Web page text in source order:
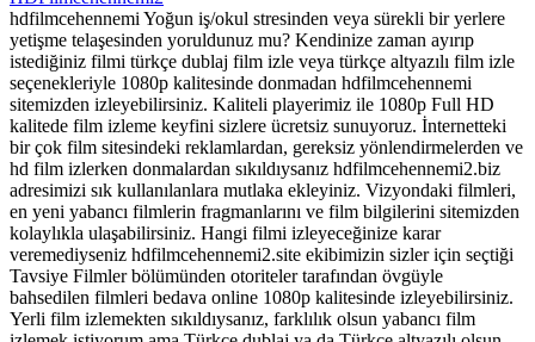
hdfilmcehennemi Yoğun iş/okul stresinden veya sürekli bir yerlere
yetişme telaşesinden yoruldunuz mu? Kendinize zaman ayırıp
istediğiniz filmi türkçe dublaj film izle veya türkçe altyazılı film izle
seçenekleriyle 1080p kalitesinde donmadan hdfilmcehennemi
sitemizden izleyebilirsiniz. Kaliteli playerimiz ile 1080p Full HD
kalitede film izleme keyfini sizlere ücretsiz sunuyoruz. İnternetteki
bir çok film sitesindeki reklamlardan, gereksiz yönlendirmelerden ve
hd film izlerken donmalardan sıkıldıysanız hdfilmcehennemi2.biz
adresimizi sık kullanılanlara mutlaka ekleyiniz. Vizyondaki filmleri,
en yeni yabancı filmlerin fragmanlarını ve film bilgilerini sitemizden
kolaylıkla ulaşabilirsiniz. Hangi filmi izleyeceğinize karar
veremediyseniz hdfilmcehennemi2.site ekibimizin sizler için seçtiği
Tavsiye Filmler bölümünden otoriteler tarafından övgüyle
bahsedilen filmleri bedava online 1080p kalitesinde izleyebilirsiniz.
Yerli film izlemekten sıkıldıysanız, farklılık olsun yabancı film